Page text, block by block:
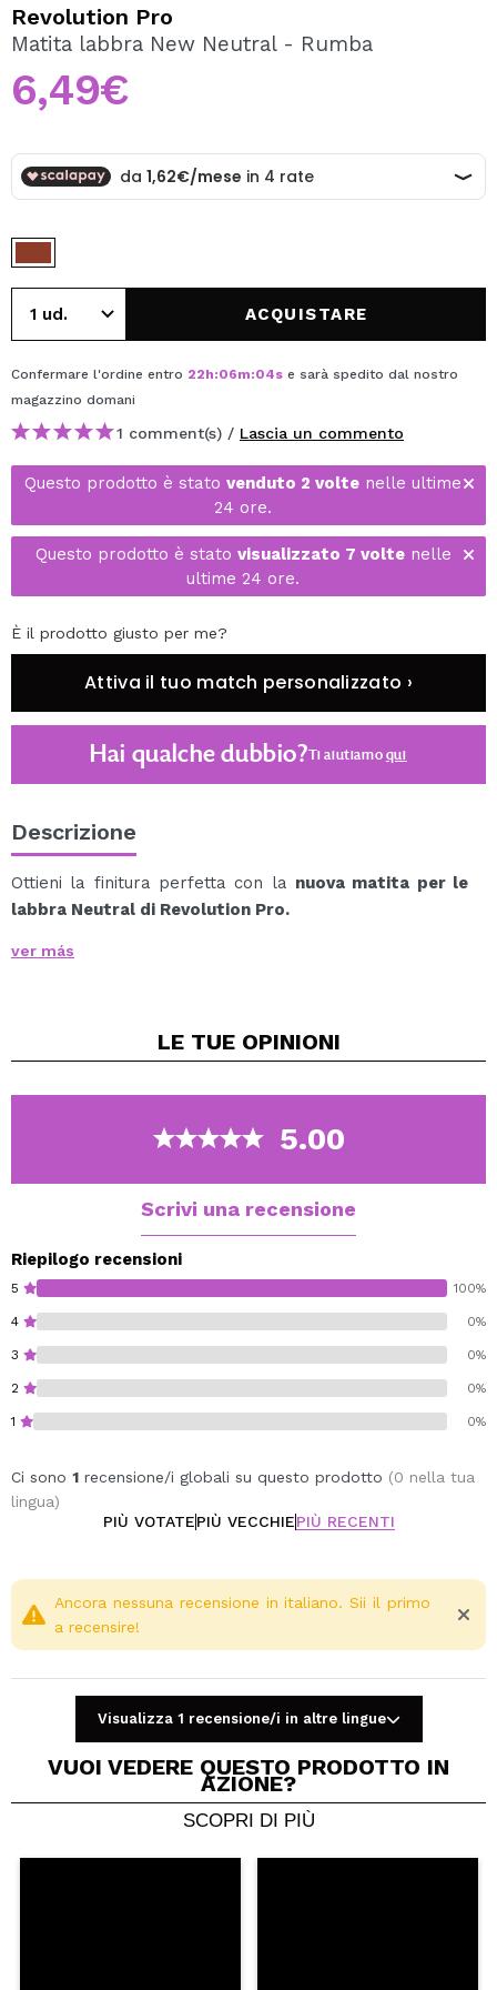
Creando un account su Maquibeauty.it potrai fare i tuoi
acquisti velocemente, controllare lo stato dei tuoi ordini e
consultare le tue operazioni precedenti.
CREARE UN ACCOUNT
Revolution Pro
Matita labbra New Neutral - Rumba
6,49€
ACQUISTARE
Confermare l'ordine entro 22h:06m:04s e sarà spedito dal nostro
magazzino domani
1 comment(s) / Lascia un commento
Questo prodotto è stato venduto 2 volte nelle ultime
24 ore.
Questo prodotto è stato visualizzato 7 voltenelle
ultime 24 ore.
È il prodotto giusto per me?
Attiva il tuo match personalizzato ›
Hai qualche dubbio?Ti aiutiamoqui
Descrizione
Ottieni la finitura perfetta con la nuova matita per le
labbra Neutral di Revolution Pro.
copertura completa e un colore intenso.
finitura perfetta e super duratura.
Cruelty free.
ver más
LE TUE OPINIONI
5.00
Scrivi una recensione
Riepilogo recensioni
5 100%
4 0%
3 0%
2 0%
1 0%
Ci sono 1 recensione/i globali su questo prodotto (0 nella tua
lingua)
PIÙ VOTATEPIÙ VECCHIEPIÙ RECENTI
Condividi un video o una foto
Il tuo video potrebbe essere il primo. Immaginalo...
Ancora nessuna recensione in italiano. Sii il primo
a recensire!
Visualizza 1 recensione/i in altre lingue
VUOI VEDERE QUESTO PRODOTTO IN
AZIONE?
SCOPRI DI PIÙ